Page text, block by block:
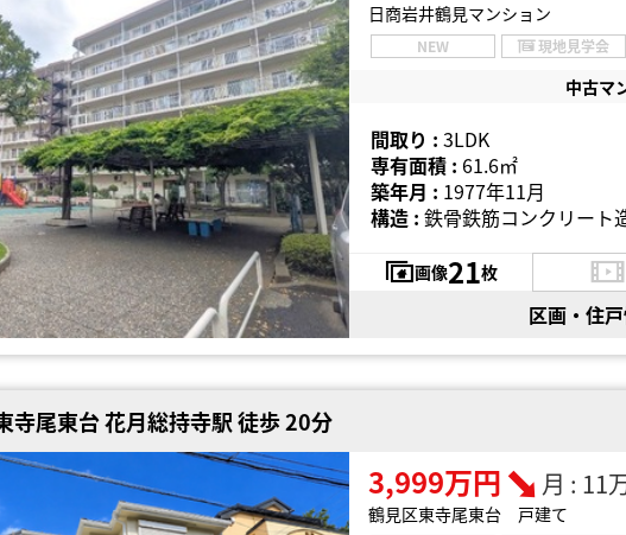
日商岩井鶴見マンション
NEW 現地見学会
中古マ
間取り : 3LDK
専有面積 : 61.6㎡
築年月 : 1977年11月
構造 : 鉄骨鉄筋コンクリート
画像21枚
区画・住
寺尾東台 花月総持寺駅 徒歩 20分
3,999万円 月 : 11
鶴見区東寺尾東台 戸建て